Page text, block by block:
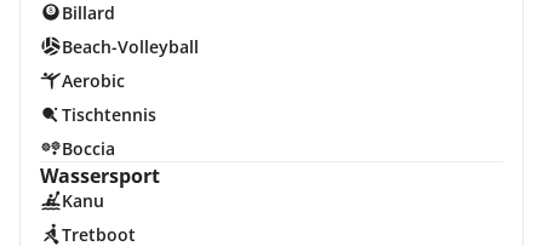
Billard
Beach-Volleyball
Aerobic
Tischtennis
Boccia
Wassersport
Kanu
Tretboot